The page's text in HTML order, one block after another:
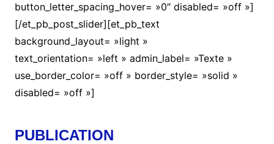
button_letter_spacing_hover= »0″ disabled= »off »]
[/et_pb_post_slider][et_pb_text
background_layout= »light »
text_orientation= »left » admin_label= »Texte »
use_border_color= »off » border_style= »solid »
disabled= »off »]
PUBLICATION